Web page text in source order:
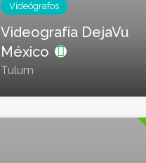
Videógrafos
Videografía DejaVu
México
Tulum